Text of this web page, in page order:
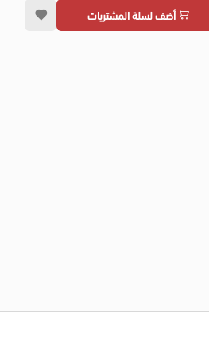
أضف لسلة المشتريات